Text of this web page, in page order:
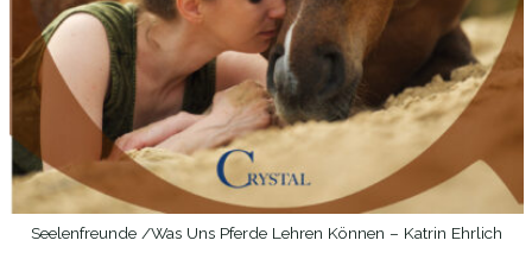
IN DEN WARENKORB
Seelenfreunde /Was Uns Pferde Lehren Können – Katrin Ehrlich